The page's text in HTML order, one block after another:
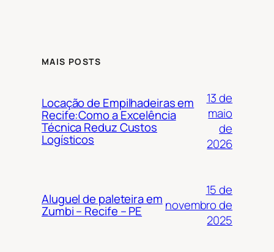
MAIS POSTS
Locação de Empilhadeiras em
Recife:Como a Excelência
Técnica Reduz Custos
Logísticos
13 de
maio
de
2026
Aluguel de paleteira em
Zumbi – Recife – PE
15 de
novembro de
2025